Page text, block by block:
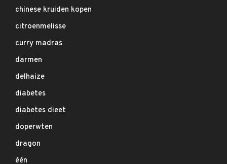
chinese kruiden kopen
citroenmelisse
curry madras
darmen
delhaize
diabetes
diabetes dieet
doperwten
dragon
één